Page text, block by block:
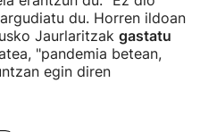
du. Horren ildoan
Jaurlaritzak gastatu
"pandemia betean,
egin diren